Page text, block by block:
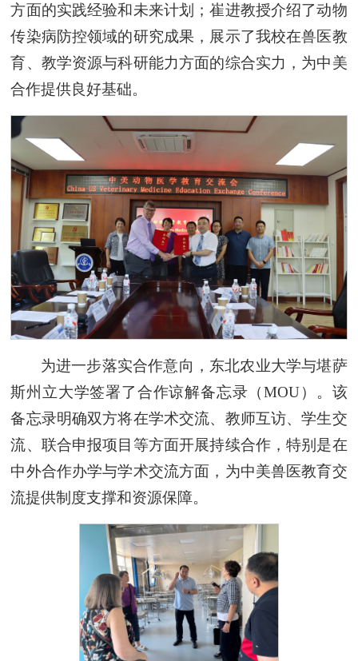
方面的实践经验和未来计划；崔进教授介绍了动物
传染病防控领域的研究成果，展示了我校在兽医教
育、教学资源与科研能力方面的综合实力，为中美
合作提供良好基础。
为进一步落实合作意向，东北农业大学与堪萨
斯州立大学签署了合作谅解备忘录（MOU）。该
备忘录明确双方将在学术交流、教师互访、学生交
流、联合申报项目等方面开展持续合作，特别是在
中外合作办学与学术交流方面，为中美兽医教育交
流提供制度支撑和资源保障。